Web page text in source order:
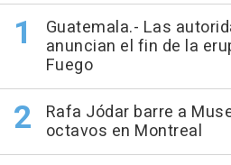
Guatemala.- Las
anuncian el fin de la
Fuego
Rafa Jódar barre a
octavos en Montreal